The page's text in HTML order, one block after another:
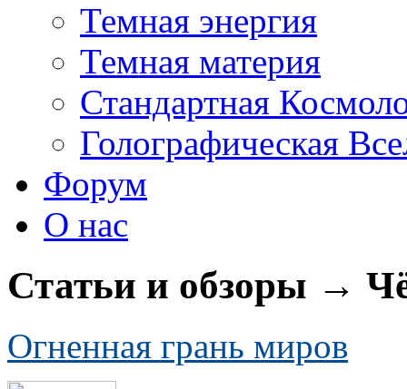
Темная энергия
Темная материя
Стандартная
Голографическая
Форум
О нас
Статьи и обзоры →
Огненная грань миров